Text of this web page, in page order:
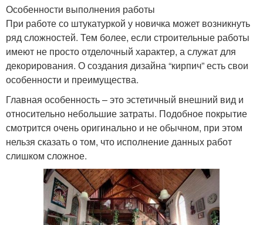
Особенности выполнения работы
При работе со штукатуркой у новичка может возникнуть
ряд сложностей. Тем более, если строительные работы
имеют не просто отделочный характер, а служат для
декорирования. О создания дизайна “кирпич” есть свои
особенности и преимущества.
Главная особенность – это эстетичный внешний вид и
относительно небольшие затраты. Подобное покрытие
смотрится очень оригинально и не обычном, при этом
нельзя сказать о том, что исполнение данных работ
слишком сложное.